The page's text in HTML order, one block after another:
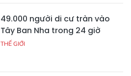
49.000 người di cư tràn vào
Tây Ban Nha trong 24 giờ
THẾ GIỚI